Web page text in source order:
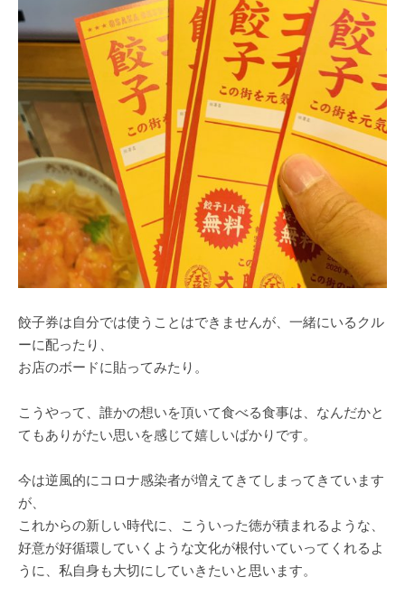
餃子券は自分では使うことはできませんが、一緒にいるクル
ーに配ったり、
お店のボードに貼ってみたり。
こうやって、誰かの想いを頂いて食べる食事は、なんだかと
てもありがたい思いを感じて嬉しいばかりです。
今は逆風的にコロナ感染者が増えてきてしまってきています
が、
これからの新しい時代に、こういった徳が積まれるような、
好意が好循環していくような文化が根付いていってくれるよ
うに、私自身も大切にしていきたいと思います。